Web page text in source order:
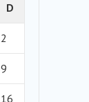
D
2
9
16